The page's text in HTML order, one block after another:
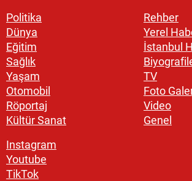
Politika
Dünya
Eğitim
Sağlık
Yaşam
Otomobil
Röportaj
Kültür Sanat
Rehber
Yerel
İstanbul
TV
Foto
Video
Genel
Instagram
Youtube
TikTok